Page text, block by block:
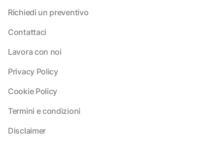
Richiedi un preventivo
Contattaci
Lavora con noi
Privacy Policy
Cookie Policy
Termini e condizioni
Disclaimer